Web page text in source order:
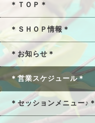
＊ＴＯＰ＊
＊ＳＨＯＰ情報＊
＊お知らせ＊
＊営業スケジュール＊
＊セッションメニュー♪＊